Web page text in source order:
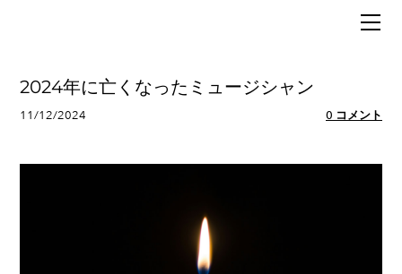
2024年に亡くなったミュージシャン
11/12/2024 0 コメント
POLITICS